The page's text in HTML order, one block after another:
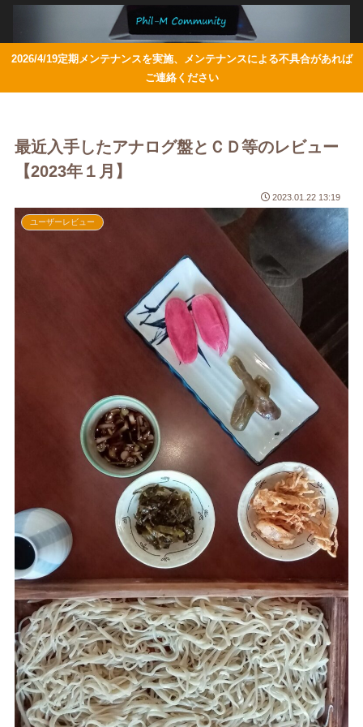
2026/4/19定期メンテナンスを実施、メンテナンスによる不具合があれば
ご連絡ください
最近入手したアナログ盤とＣＤ等のレビュー
【2023年１月】
2023.01.22 13:19
ユーザーレビュー